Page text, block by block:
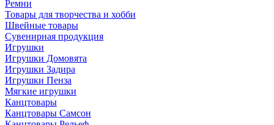
Ремни
Товары для творчества и хобби
Швейные товары
Сувенирная продукция
Игрушки
Игрушки Домовята
Игрушки Задира
Игрушки Пенза
Мягкие игрушки
Канцтовары
Канцтовары Самсон